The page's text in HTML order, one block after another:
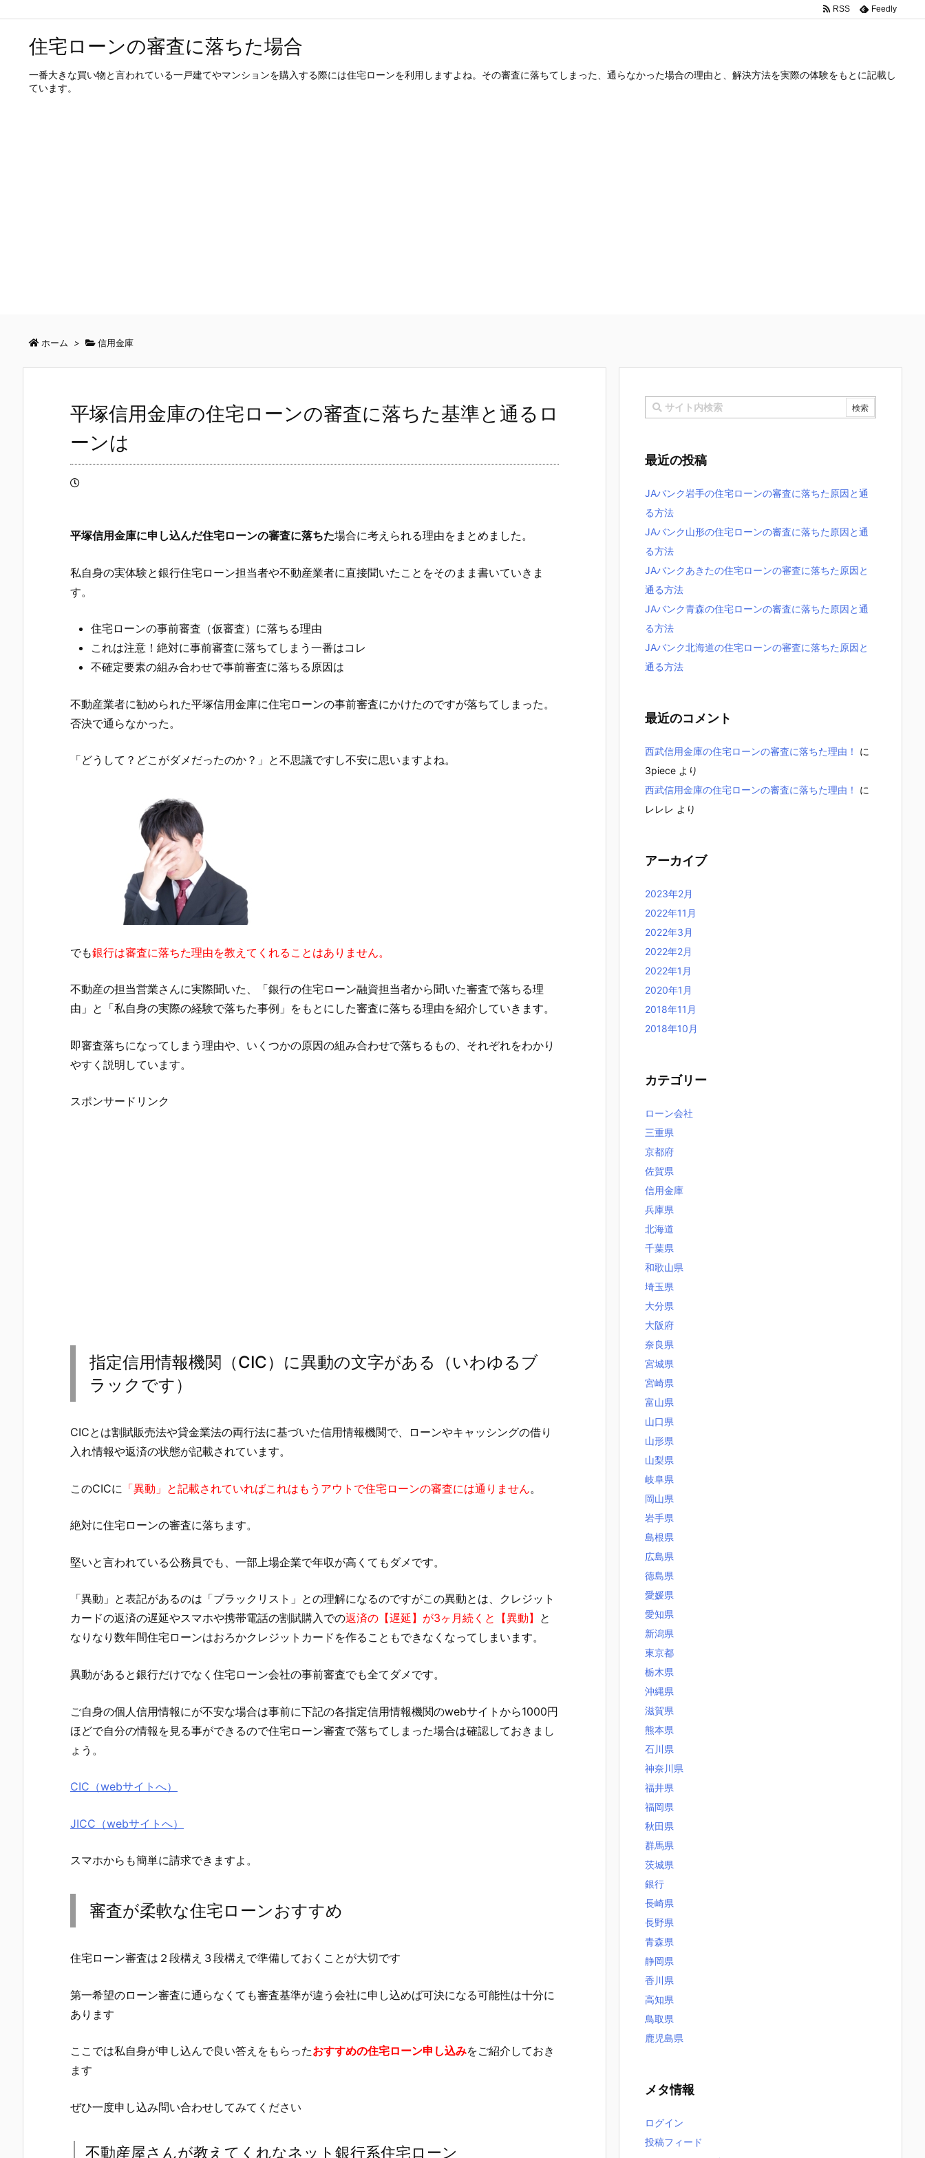
RSS Feedly
住宅ローンの審査に落ちた場合
一番大きな買い物と言われている一戸建てやマンションを購入する際には住宅ローンを利用しますよね。その審査に落ちてしまった、通らなかった場合の理由と、解決方法を実際の体験をもとに記載し
ています。
ホーム > 信用金庫
平塚信用金庫の住宅ローンの審査に落ちた基準と通るロ
ーンは
平塚信用金庫に申し込んだ住宅ローンの審査に落ちた場合に考えられる理由をまとめました。
私自身の実体験と銀行住宅ローン担当者や不動産業者に直接聞いたことをそのまま書いていきま
す。
住宅ローンの事前審査（仮審査）に落ちる理由
これは注意！絶対に事前審査に落ちてしまう一番はコレ
不確定要素の組み合わせで事前審査に落ちる原因は
不動産業者に勧められた平塚信用金庫に住宅ローンの事前審査にかけたのですが落ちてしまった。
否決で通らなかった。
「どうして？どこがダメだったのか？」と不思議ですし不安に思いますよね。
でも銀行は審査に落ちた理由を教えてくれることはありません。
不動産の担当営業さんに実際聞いた、「銀行の住宅ローン融資担当者から聞いた審査で落ちる理
由」と「私自身の実際の経験で落ちた事例」をもとにした審査に落ちる理由を紹介していきます。
即審査落ちになってしまう理由や、いくつかの原因の組み合わせで落ちるもの、それぞれをわかり
やすく説明しています。
スポンサードリンク
指定信用情報機関（CIC）に異動の文字がある（いわゆるブ
ラックです）
CICとは割賦販売法や貸金業法の両行法に基づいた信用情報機関で、ローンやキャッシングの借り
入れ情報や返済の状態が記載されています。
このCICに 「異動」と記載されていればこれはもうアウトで住宅ローンの審査には通りません。
絶対に住宅ローンの審査に落ちます。
堅いと言われている公務員でも、一部上場企業で年収が高くてもダメです。
「異動」と表記があるのは「ブラックリスト」との理解になるのですがこの異動とは、クレジット
カードの返済の遅延やスマホや携帯電話の割賦購入での返済の【遅延】が3ヶ月続くと【異動】 と
なりなり数年間住宅ローンはおろかクレジットカードを作ることもできなくなってしまいます。
異動があると銀行だけでなく住宅ローン会社の事前審査でも全てダメです。
ご自身の個人信用情報にが不安な場合は事前に下記の各指定信用情報機関のwebサイトから1000円
ほどで自分の情報を見る事ができるので住宅ローン審査で落ちてしまった場合は確認しておきまし
ょう。
CIC（webサイトへ）
JICC（webサイトへ）
スマホからも簡単に請求できますよ。
審査が柔軟な住宅ローンおすすめ
住宅ローン審査は２段構え３段構えで準備しておくことが大切です
第一希望のローン審査に通らなくても審査基準が違う会社に申し込めば可決になる可能性は十分に
あります
ここでは私自身が申し込んで良い答えをもらったおすすめの住宅ローン申し込みをご紹介しておき
ます
ぜひ一度申し込み問い合わせしてみてください
不動産屋さんが教えてくれなネット銀行系住宅ローン
最近の投稿
JAバンク岩手の住宅ローンの審査に落ちた原因と通
る方法
JAバンク山形の住宅ローンの審査に落ちた原因と通
る方法
JAバンクあきたの住宅ローンの審査に落ちた原因と
通る方法
JAバンク青森の住宅ローンの審査に落ちた原因と通
る方法
JAバンク北海道の住宅ローンの審査に落ちた原因と
通る方法
最近のコメント
西武信用金庫の住宅ローンの審査に落ちた理由！
に
3piece より
西武信用金庫の住宅ローンの審査に落ちた理由！
に
レレレ より
アーカイブ
2023年2月
2022年11月
2022年3月
2022年2月
2022年1月
2020年1月
2018年11月
2018年10月
カテゴリー
ローン会社
三重県
京都府
佐賀県
信用金庫
兵庫県
北海道
千葉県
和歌山県
埼玉県
大分県
大阪府
奈良県
宮城県
宮崎県
富山県
山口県
山形県
山梨県
岐阜県
岡山県
岩手県
島根県
広島県
徳島県
愛媛県
愛知県
新潟県
東京都
栃木県
沖縄県
滋賀県
熊本県
石川県
神奈川県
福井県
福岡県
秋田県
群馬県
茨城県
銀行
長崎県
長野県
青森県
静岡県
香川県
高知県
鳥取県
鹿児島県
メタ情報
ログイン
投稿フィード